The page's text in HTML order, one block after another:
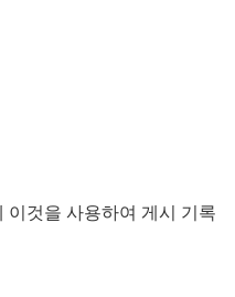
이것을 사용하여 게시 기록